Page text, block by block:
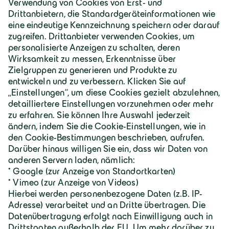
Geiger Gruppe
Über Geiger
Karriere
Geiger Gruppe